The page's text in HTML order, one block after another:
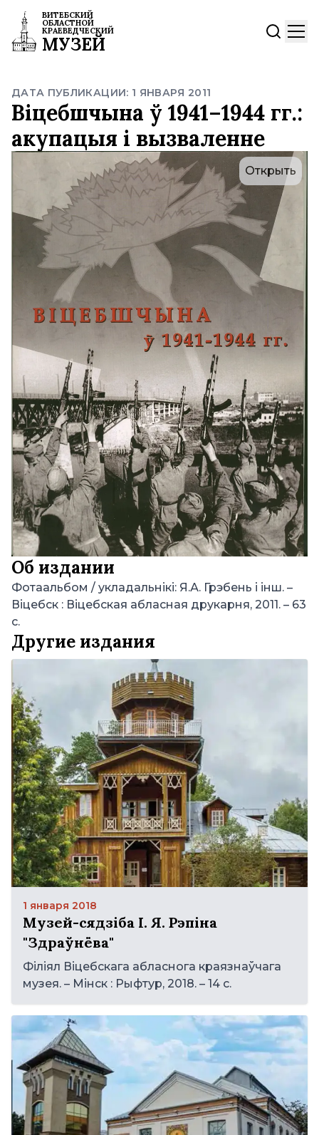
ВИТЕБСКИЙ
ОБЛАСТНОЙ
КРАЕВЕДЧЕСКИЙ
МУЗЕЙ
ДАТА ПУБЛИКАЦИИ: 1 ЯНВАРЯ 2011
Віцебшчына ў 1941–1944 гг.:
акупацыя і вызваленне
Открыть
Об издании
Фотаальбом / укладальнікі: Я.А. Грэбень і інш. –
Віцебск : Віцебская абласная друкарня, 2011. – 63
с.
Другие издания
1 января 2018
Музей-сядзіба І. Я. Рэпіна
"Здраўнёва"
Філіял Віцебскага абласнога краязнаўчага
музея. – Мінск : Рыфтур, 2018. – 14 с.